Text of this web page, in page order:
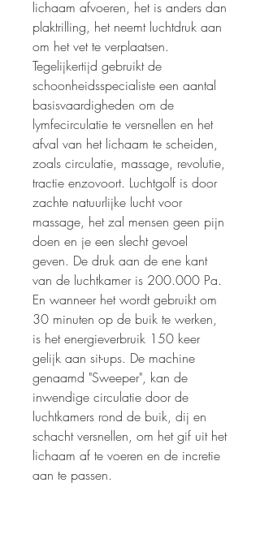
lichaam afvoeren, het is anders dan
plaktrilling, het neemt luchtdruk aan
om het vet te verplaatsen.
Tegelijkertijd gebruikt de
schoonheidsspecialiste een aantal
basisvaardigheden om de
lymfecirculatie te versnellen en het
afval van het lichaam te scheiden,
zoals circulatie, massage, revolutie,
tractie enzovoort. Luchtgolf is door
zachte natuurlijke lucht voor
massage, het zal mensen geen pijn
doen en je een slecht gevoel
geven. De druk aan de ene kant
van de luchtkamer is 200.000 Pa.
En wanneer het wordt gebruikt om
30 minuten op de buik te werken,
is het energieverbruik 150 keer
gelijk aan sit-ups. De machine
genaamd "Sweeper", kan de
inwendige circulatie door de
luchtkamers rond de buik, dij en
schacht versnellen, om het gif uit het
lichaam af te voeren en de incretie
aan te passen.